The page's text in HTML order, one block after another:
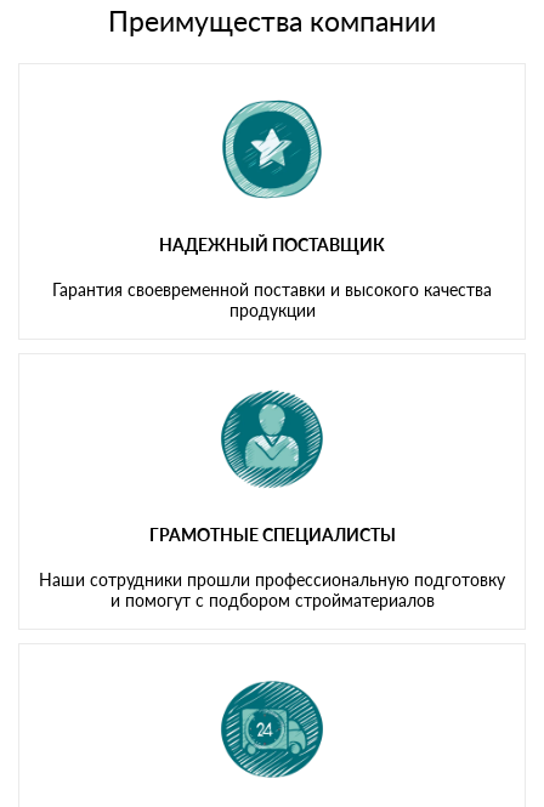
либо Вы забираете товар со склада самовывоза.
Преимущества компании
НАДЕЖНЫЙ ПОСТАВЩИК
Гарантия своевременной поставки и высокого качества
продукции
ГРАМОТНЫЕ СПЕЦИАЛИСТЫ
Наши сотрудники прошли профессиональную подготовку
и помогут с подбором стройматериалов